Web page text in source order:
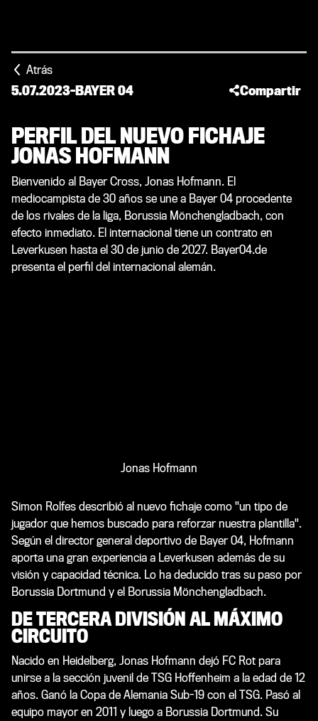
Atrás
5.07.2023-BAYER 04 Compartir
PERFIL DEL NUEVO FICHAJE
JONAS HOFMANN
Bienvenido al Bayer Cross, Jonas Hofmann. El
mediocampista de 30 años se une a Bayer 04 procedente
de los rivales de la liga, Borussia Mönchengladbach, con
efecto inmediato. El internacional tiene un contrato en
Leverkusen hasta el 30 de junio de 2027. Bayer04.de
presenta el perfil del internacional alemán.
Jonas Hofmann
Simon Rolfes describió al nuevo fichaje como "un tipo de
jugador que hemos buscado para reforzar nuestra plantilla".
Según el director general deportivo de Bayer 04, Hofmann
aporta una gran experiencia a Leverkusen además de su
visión y capacidad técnica. Lo ha deducido tras su paso por
Borussia Dortmund y el Borussia Mönchengladbach.
DE TERCERA DIVISIÓN AL MÁXIMO
CIRCUITO
Nacido en Heidelberg, Jonas Hofmann dejó FC Rot para
unirse a la sección juvenil de TSG Hoffenheim a la edad de 12
años. Ganó la Copa de Alemania Sub-19 con el TSG. Pasó al
equipo mayor en 2011 y luego a Borussia Dortmund. Su